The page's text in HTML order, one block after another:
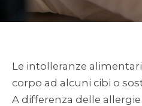
Le intolleranze
corpo ad alcuni cibi o
A differenza delle